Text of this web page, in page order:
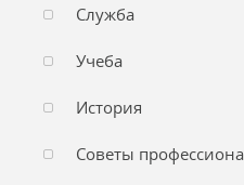
Служба
Учеба
История
Советы